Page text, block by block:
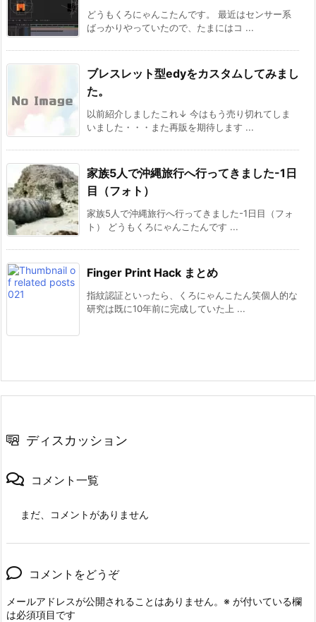
どうもくろにゃんこたんです。 最近はセンサー系
ばっかりやっていたので、たまにはコ ...
ブレスレット型edyをカスタムしてみまし
た。
以前紹介しましたこれ↓ 今はもう売り切れてしま
いました・・・また再販を期待します ...
家族5人で沖縄旅行へ行ってきました-1日
目（フォト）
家族5人で沖縄旅行へ行ってきました-1日目（フォ
ト） どうもくろにゃんこたんです ...
Finger Print Hack まとめ
指紋認証といったら、くろにゃんこたん笑個人的な
研究は既に10年前に完成していた上 ...
ディスカッション
コメント一覧
まだ、コメントがありません
コメントをどうぞ
メールアドレスが公開されることはありません。 ※ が付いている欄
は必須項目です